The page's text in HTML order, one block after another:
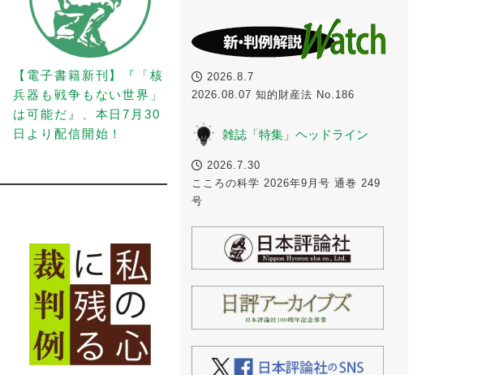
【電子書籍新刊】『「核
兵器も戦争もない世界」
は可能だ』、本日7月30
日より配信開始！
2026.8.7
2026.08.07 知的財産法 No.186
雑誌「特集」ヘッドライン
2026.7.30
こころの科学 2026年9月号 通巻 249
号